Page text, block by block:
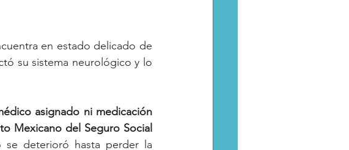
en estado delicado de
su sistema neurológico y lo
asignado ni medicación
Mexicano del Seguro Social
se deterioró hasta perder la